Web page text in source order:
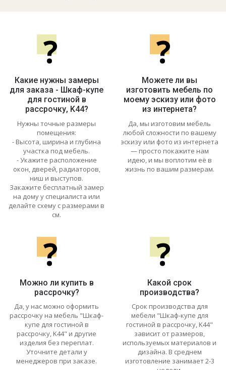
?
Какие нужны замеры
для заказа - Шкаф-купе
для гостиной в
рассрочку, K44?
Нужны точные размеры
помещения:
- Высота, ширина и глубина
участка под мебель.
- Укажите расположение
окон, дверей, радиаторов,
ниш и выступов.
Закажите бесплатный замер
на дому у специалиста или
делайте схему с размерами в
см.
?
Можете ли вы
изготовить мебель по
моему эскизу или фото
из интернета?
Да, мы изготовим мебель
любой сложности по вашему
эскизу или фото из интернета
— просто покажите нам
идею, и мы воплотим её в
жизнь по вашим размерам.
?
Можно ли купить в
рассрочку?
Да, у нас можно оформить
рассрочку на мебель "Шкаф-
купе для гостиной в
рассрочку, K44" и другие
изделия без переплат.
Уточните детали у
менеджеров при заказе.
?
Какой срок
производства?
Срок производства для
мебели "Шкаф-купе для
гостиной в рассрочку, K44"
зависит от размеров,
используемых материалов и
дизайна. В среднем
изготовление занимает 2-3